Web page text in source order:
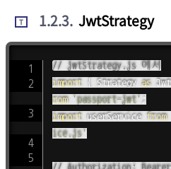
T 1.2.3. JwtStrategy
// jwtStrategy.js 에서
import
{ Strategy as
rom
'passport-jwt' ;
import userService from
ice.js'